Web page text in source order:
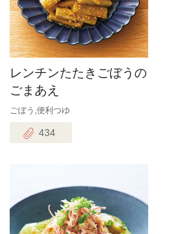
レンチンたたきごぼうの
ごまあえ
ごぼう,便利つゆ
434